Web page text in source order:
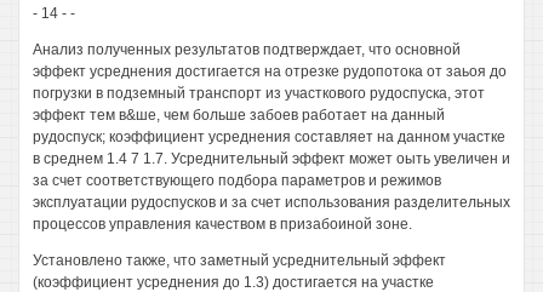
- 14 - -
Анализ полученных результатов подтверждает, что основной
эффект усреднения достигается на отрезке рудопотока от заьоя до
погрузки в подземный транспорт из участкового рудоспуска, этот
эффект тем в&ше, чем больше забоев работает на данный
рудоспуск; коэффициент усреднения составляет на данном участке
в среднем 1.4 7 1.7. Усреднительный эффект может оыть увеличен и
за счет соответствующего подбора параметров и режимов
эксплуатации рудоспусков и за счет использования разделительных
процессов управления качеством в призабоиной зоне.
Установлено также, что заметный усреднительный эффект
(коэффициент усреднения до 1.3) достигается на участке